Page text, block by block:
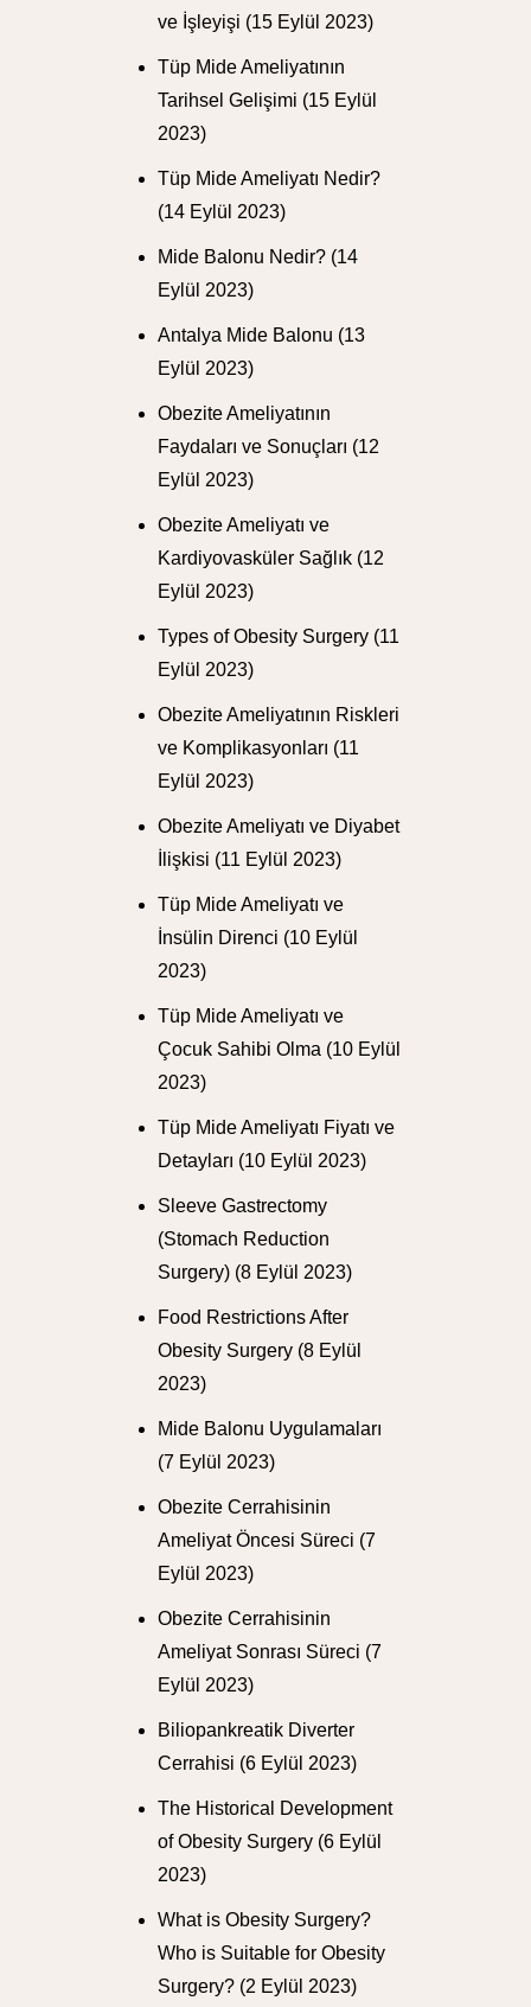
ve İşleyişi (15 Eylül 2023)
Tüp Mide Ameliyatının
Tarihsel Gelişimi (15 Eylül
2023)
Tüp Mide Ameliyatı Nedir?
(14 Eylül 2023)
Mide Balonu Nedir? (14
Eylül 2023)
Antalya Mide Balonu (13
Eylül 2023)
Obezite Ameliyatının
Faydaları ve Sonuçları (12
Eylül 2023)
Obezite Ameliyatı ve
Kardiyovasküler Sağlık (12
Eylül 2023)
Types of Obesity Surgery (11
Eylül 2023)
Obezite Ameliyatının Riskleri
ve Komplikasyonları (11
Eylül 2023)
Obezite Ameliyatı ve Diyabet
İlişkisi (11 Eylül 2023)
Tüp Mide Ameliyatı ve
İnsülin Direnci (10 Eylül
2023)
Tüp Mide Ameliyatı ve
Çocuk Sahibi Olma (10 Eylül
2023)
Tüp Mide Ameliyatı Fiyatı ve
Detayları (10 Eylül 2023)
Sleeve Gastrectomy
(Stomach Reduction
Surgery) (8 Eylül 2023)
Food Restrictions After
Obesity Surgery (8 Eylül
2023)
Mide Balonu Uygulamaları
(7 Eylül 2023)
Obezite Cerrahisinin
Ameliyat Öncesi Süreci (7
Eylül 2023)
Obezite Cerrahisinin
Ameliyat Sonrası Süreci (7
Eylül 2023)
Biliopankreatik Diverter
Cerrahisi (6 Eylül 2023)
The Historical Development
of Obesity Surgery (6 Eylül
2023)
What is Obesity Surgery?
Who is Suitable for Obesity
Surgery? (2 Eylül 2023)